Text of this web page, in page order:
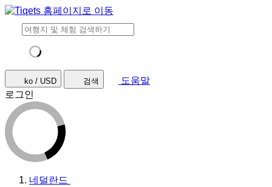
ko / USD 검색
도움말
로그인
네덜란드